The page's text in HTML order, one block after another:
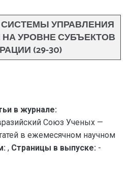
УПРАВЛЕНИЯ
УРОВНЕ СУБЪЕКТОВ
(29-30)
в журнале:
Союз Ученых —
в ежемесячном научном
, Страницы в выпуске: -